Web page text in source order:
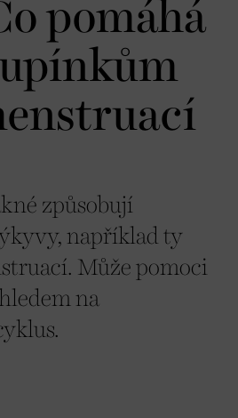
pomáhá
způsobují
například ty
Může pomoci
na